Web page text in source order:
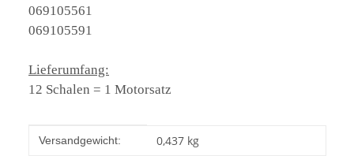
069105561
069105591
Lieferumfang:
12 Schalen = 1 Motorsatz
Produkteigenschaft
Wert
Versandgewicht: 0,437 kg